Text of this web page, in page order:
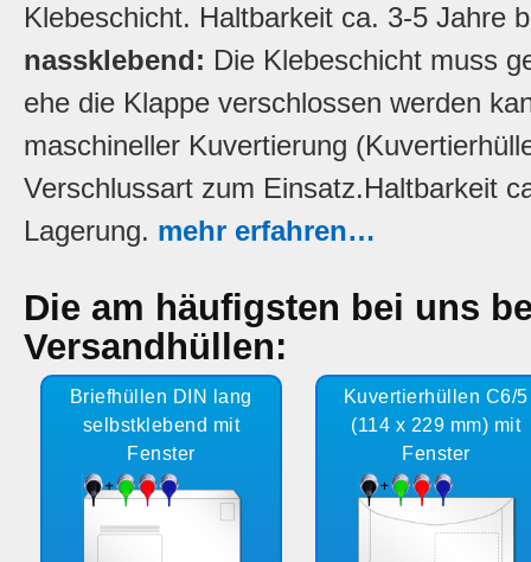
Klebeschicht. Haltbarkeit ca. 3-5 Jahre
nassklebend: Die Klebeschicht muss
ehe die Klappe verschlossen werden
maschineller Kuvertierung
Verschlussart zum Einsatz.Haltbarkeit
Lagerung. mehr erfahren…
Die am häufigsten bei uns
Versandhüllen:
Briefhüllen DIN lang
selbstklebend mit
Fenster
Kuvertierhüllen C6/5
(114 x 229 mm) mit
Fenster